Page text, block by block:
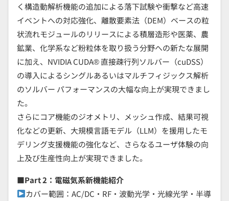
く構造動解析機能の追加による落下試験や衝撃など高速
イベントへの対応強化、離散要素法（DEM）ベースの粒
状流れモジュールのリリースによる積層造形や医薬、農
鉱業、化学系など粉粒体を取り扱う分野への新たな展開
に加え、NVIDIA CUDA® 直接疎行列ソルバー（cuDSS）
の導入によるシングルあるいはマルチフィジックス解析
のソルバー パフォーマンスの大幅な向上が実現できまし
た。
さらにコア機能のジオメトリ、メッシュ作成、結果可視
化などの更新、大規模言語モデル（LLM）を援用したモ
デリング支援機能の強化など、さらなるユーザ体験の向
上及び生産性向上が実現できました。
■Part 2：電磁気系新機能紹介
カバー範囲：AC/DC・RF・波動光学・光線光学・半導